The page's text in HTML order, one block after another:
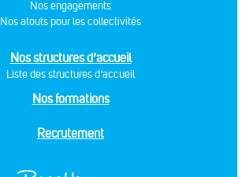
Nos engagements
Nos atouts pour les collectivités
Nos structures d’accueil
Liste des structures d’accueil
Nos formations
Recrutement